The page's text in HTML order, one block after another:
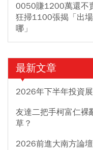
0050賺1200萬還不
狂掃1100張揭「出
哪」
最新文章
2026年下半年投資
友達二把手柯富仁裸
草？
2026前進大南方論壇